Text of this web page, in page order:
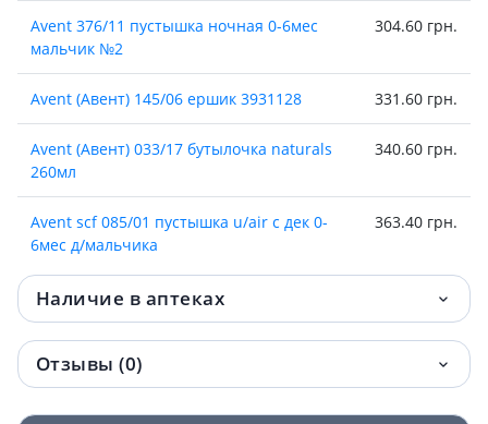
Avent 376/11 пустышка ночная 0-6мес
мальчик №2
304.60 грн.
Avent (Авент) 145/06 ершик 3931128 331.60 грн.
Avent (Авент) 033/17 бутылочка naturals
260мл
340.60 грн.
Avent scf 085/01 пустышка u/air с дек 0-
6мес д/мальчика
363.40 грн.
Avent (Авент)scy762/02 соска силик anti-
colics 1мес №2
378 грн.
Avent scy764/02 соска силик anti-colics
6мес №2
378 грн.
Наличие в аптеках
Отзывы (0)